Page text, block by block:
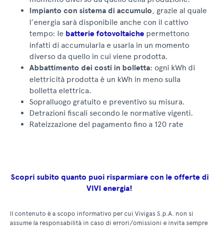
Impianto con sistema di accumulo, grazie al quale
l’energia sarà disponibile anche con il cattivo
tempo: le batterie fotovoltaiche permettono
infatti di accumularla e usarla in un momento
diverso da quello in cui viene prodotta.
Abbattimento dei costi in bolletta: ogni kWh di
elettricità prodotta è un kWh in meno sulla
bolletta elettrica.
Sopralluogo gratuito e preventivo su misura.
Detrazioni fiscali secondo le normative vigenti.
Rateizzazione del pagamento fino a 120 rate
Scopri subito quanto puoi risparmiare con le offerte di
VIVI energia!
Il contenuto è a scopo informativo per cui Vivigas S.p.A. non si
assume la responsabilità in caso di errori/omissioni e invita sempre